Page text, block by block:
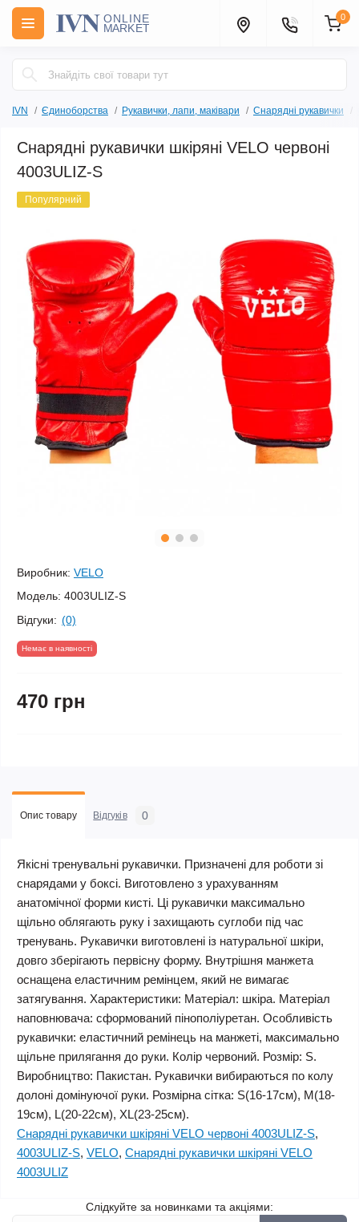
0
IVN Єдиноборства Рукавички, лапи, маківари Снарядні рукавички
Снарядні рукавички шкіряні VELO червоні
4003ULIZ-S
Популярний
Виробник: VELO
Модель: 4003ULIZ-S
Відгуки: (0)
Немає в наявності
470 грн
Опис товару Відгуків 0
Якісні тренувальні рукавички. Призначені для роботи зі
снарядами у боксі. Виготовлено з урахуванням
анатомічної форми кисті. Ці рукавички максимально
щільно облягають руку і захищають суглоби під час
тренувань. Рукавички виготовлені із натуральної шкіри,
довго зберігають первісну форму. Внутрішня манжета
оснащена еластичним ремінцем, який не вимагає
затягування. Характеристики: Матеріал: шкіра. Матеріал
наповнювача: сформований пінополіуретан. Особливість
рукавички: еластичний ремінець на манжеті, максимально
щільне прилягання до руки. Колір червоний. Розмір: S.
Виробництво: Пакистан. Рукавички вибираються по колу
долоні домінуючої руки. Розмірна сітка: S(16-17см), M(18-
19см), L(20-22см), XL(23-25см).
Снарядні рукавички шкіряні VELO червоні 4003ULIZ-S,
4003ULIZ-S, VELO, Снарядні рукавички шкіряні VELO
4003ULIZ
Слідкуйте за новинками та акціями: